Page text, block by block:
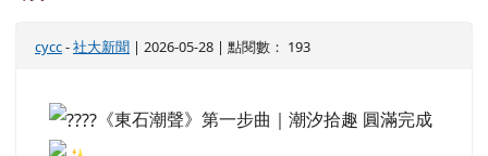
cycc-社大新聞 | 2026-05-28 | 點閱數： 193
《東石潮聲》第一步曲｜潮汐拾趣 圓滿完成